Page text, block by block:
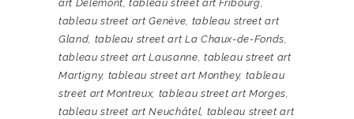
art Delémont ,tableau street art Fribourg
tableau street art Genève tableau street art
Gland tableau street art La Chaux-de-Fonds
tableau street art Lausanne tableau street art
Martigny, tableau street art Monthey, tableau
street art Montreux, tableau street art Morges
tableau street art Neuchâtel tableau street art